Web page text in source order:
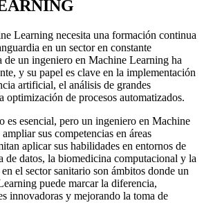
Learning necesita una formación continua
en un sector en constante
de un ingeniero en Machine Learning ha
y su papel es clave en la implementación
artificial, el análisis de grandes
optimización de procesos automatizados.
es esencial, pero un ingeniero en Machine
sus competencias en áreas
aplicar sus habilidades en entornos de
de datos, la biomedicina computacional y la
el sector sanitario son ámbitos donde un
puede marcar la diferencia,
innovadoras y mejorando la toma de